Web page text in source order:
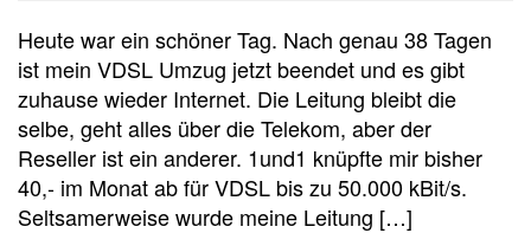
Heute war ein schöner Tag. Nach genau 38 Tagen
ist mein VDSL Umzug jetzt beendet und es gibt
zuhause wieder Internet. Die Leitung bleibt die
selbe, geht alles über die Telekom, aber der
Reseller ist ein anderer. 1und1 knüpfte mir bisher
40,- im Monat ab für VDSL bis zu 50.000 kBit/s.
Seltsamerweise wurde meine Leitung […]